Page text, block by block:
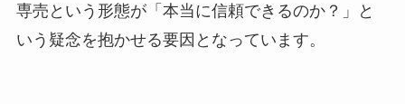
専売という形態が「本当に信頼できるのか？」と
いう疑念を抱かせる要因となっています。